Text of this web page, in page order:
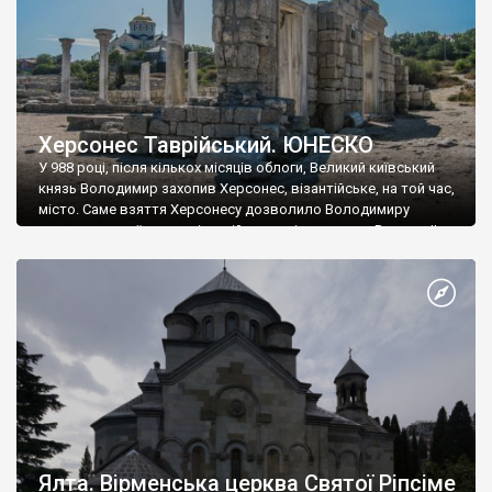
Херсонес Таврійський. ЮНЕСКО
У 988 році, після кількох місяців облоги, Великий київський
князь Володимир захопив Херсонес, візантійське, на той час,
місто. Саме взяття Херсонесу дозволило Володимиру
диктувати свої умови візантійському імператору Василю ІІ, та
Херсонесі Володимир-язичник, став Василем-християнином.
А потім було Хрещення Русі. На честь Херсонесу Таврійського
Ялта. Вірменська церква Святої Ріпсіме